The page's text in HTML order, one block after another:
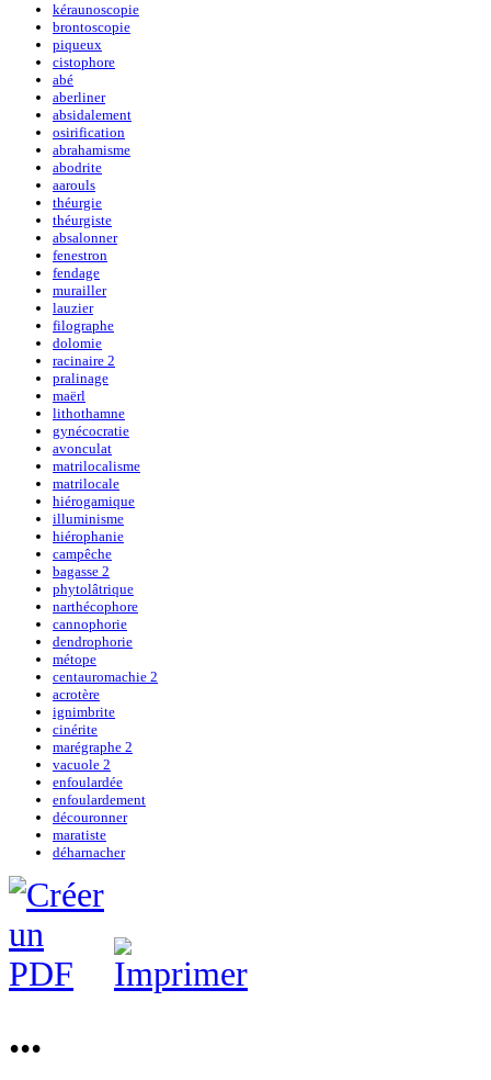
kéraunoscopie
brontoscopie
piqueux
cistophore
abé
aberliner
absidalement
osirification
abrahamisme
abodrite
aarouls
théurgie
théurgiste
absalonner
fenestron
fendage
murailler
lauzier
filographe
dolomie
racinaire 2
pralinage
maërl
lithothamne
gynécocratie
avonculat
matrilocalisme
matrilocale
hiérogamique
illuminisme
hiérophanie
campêche
bagasse 2
phytolâtrique
narthécophore
cannophorie
dendrophorie
métope
centauromachie 2
acrotère
ignimbrite
cinérite
marégraphe 2
vacuole 2
enfoulardée
enfoulardement
découronner
maratiste
déharnacher
...